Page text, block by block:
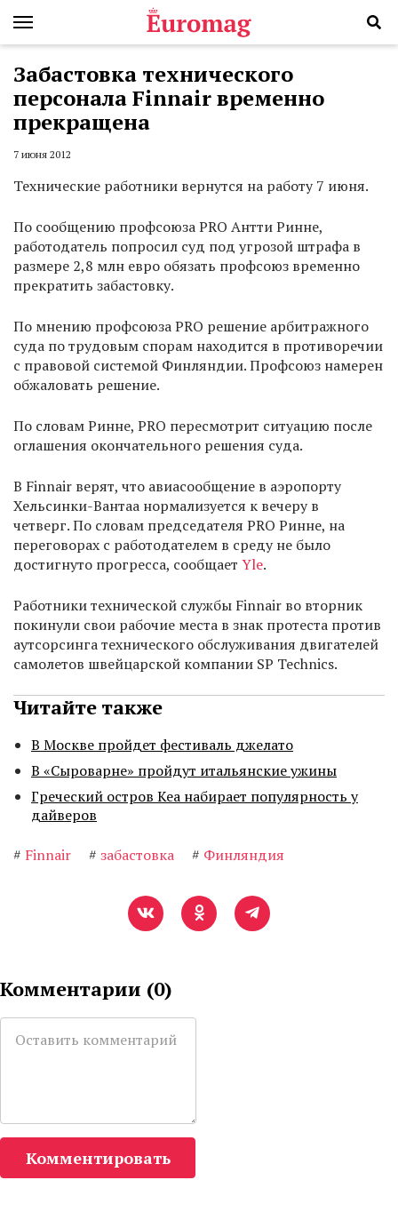
Забастовка технического
персонала Finnair временно
прекращена
7 июня 2012
Технические работники вернутся на работу 7 июня.
По сообщению профсоюза PRO Антти Ринне,
работодатель попросил суд под угрозой штрафа в
размере 2,8 млн евро обязать профсоюз временно
прекратить забастовку.
По мнению профсоюза PRO решение арбитражного
суда по трудовым спорам находится в противоречии
с правовой системой Финляндии. Профсоюз намерен
обжаловать решение.
По словам Ринне, PRO пересмотрит ситуацию после
оглашения окончательного решения суда.
В Finnair верят, что авиасообщение в аэропорту
Хельсинки-Вантаа нормализуется к вечеру в
четверг. По словам председателя PRO Ринне, на
переговорах с работодателем в среду не было
достигнуто прогресса, сообщает Yle.
Работники технической службы Finnair во вторник
покинули свои рабочие места в знак протеста против
аутсорсинга технического обслуживания двигателей
самолетов швейцарской компании SP Technics.
Читайте также
В Москве пройдет фестиваль джелато
В «Сыроварне» пройдут итальянские ужины
Греческий остров Кеа набирает популярность у
дайверов
# Finnair # забастовка # Финляндия
Комментарии (0)
Комментировать